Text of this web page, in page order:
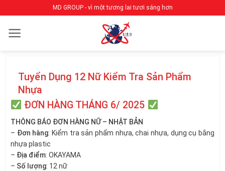
qua
nội
MD GROUP - vì một tương lai tươi sáng hơn
Tuyển Dụng 12 Nữ Kiểm Tra Sản Phẩm
Nhựa
ĐƠN HÀNG THÁNG 6/ 2025
THÔNG BÁO ĐƠN HÀNG NỮ – NHẬT BẢN
– Đơn hàng: Kiểm tra sản phẩm nhựa, chai nhựa, dụng cụ bằng
nhựa plastic
– Địa điểm: OKAYAMA
– Số lượng: 12 nữ